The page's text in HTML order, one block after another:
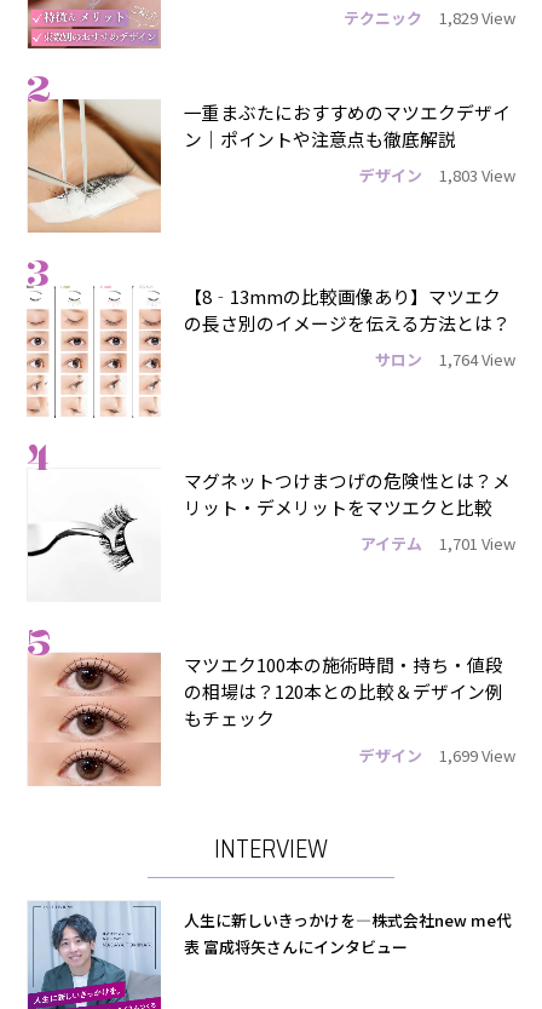
テクニック 1,829 View
2
一重まぶたにおすすめのマツエクデザイ
ン｜ポイントや注意点も徹底解説
デザイン 1,803 View
3
【8‐13mmの比較画像あり】マツエク
の長さ別のイメージを伝える方法とは？
サロン 1,764 View
4
マグネットつけまつげの危険性とは？メ
リット・デメリットをマツエクと比較
アイテム 1,701 View
5
マツエク100本の施術時間・持ち・値段
の相場は？120本との比較＆デザイン例
もチェック
デザイン 1,699 View
INTERVIEW
人生に新しいきっかけを―株式会社new me代
表 富成将矢さんにインタビュー